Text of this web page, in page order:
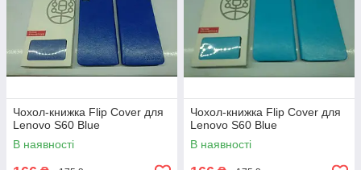
Чохол-книжка Flip Cover для
Lenovo S60 Blue
В наявності
Чохол-книжка Flip Cover для
Lenovo S60 Blue
В наявності